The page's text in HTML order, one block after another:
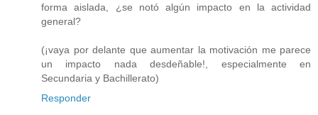
forma aislada, ¿se notó algún impacto en la actividad
general?
(¡vaya por delante que aumentar la motivación me parece
un impacto nada desdeñable!, especialmente en
Secundaria y Bachillerato)
Responder